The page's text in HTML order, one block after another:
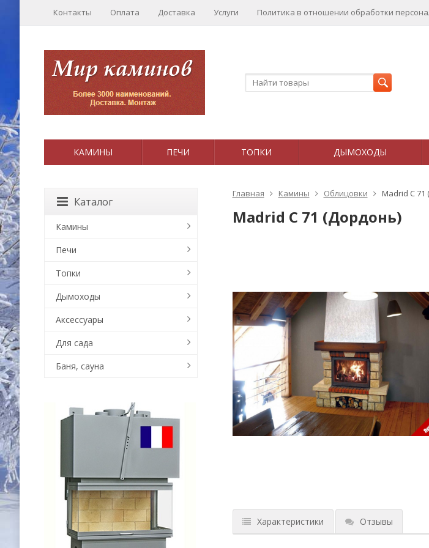
Контакты Оплата Доставка Услуги Политика в отношении обработки
КАМИНЫ ПЕЧИ ТОПКИ ДЫМОХОДЫ
Главная Камины Облицовки Madrid C
Madrid C 71 (Дордонь)
Характеристики Отзывы
Каталог
Камины
Печи
Топки
Дымоходы
Аксессуары
Для сада
Баня, сауна